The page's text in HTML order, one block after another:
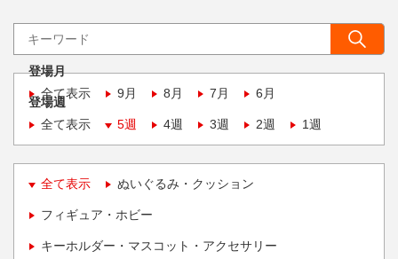
登場月
全て表示
9月 8月 7月 6月
登場週
全て表示
5週 4週 3週 2週 1週
全て表示 ぬいぐるみ・クッション
フィギュア・ホビー
キーホルダー・マスコット・アクセサリー